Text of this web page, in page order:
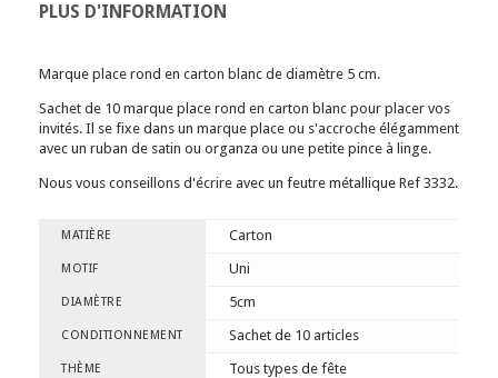
PLUS D'INFORMATION
Marque place rond en carton blanc de diamètre 5 cm.
Sachet de 10 marque place rond en carton blanc pour placer vos
invités. Il se fixe dans un marque place ou s'accroche élégamment
avec un ruban de satin ou organza ou une petite pince à linge.
Nous vous conseillons d'écrire avec un feutre métallique Ref 3332.
MATIÈRE Carton
MOTIF Uni
DIAMÈTRE 5cm
CONDITIONNEMENT Sachet de 10 articles
THÈME Tous types de fête